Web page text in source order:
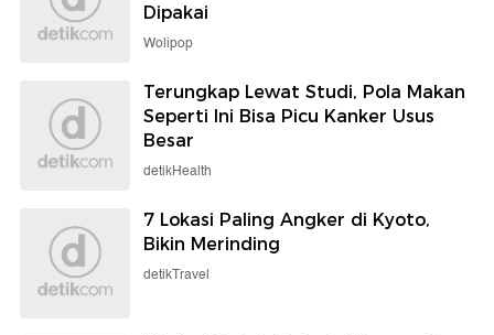
Dipakai
Wolipop
Terungkap Lewat Studi, Pola Makan
Seperti Ini Bisa Picu Kanker Usus
Besar
detikHealth
7 Lokasi Paling Angker di Kyoto,
Bikin Merinding
detikTravel